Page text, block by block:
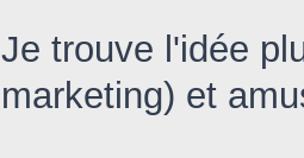
Je trouve l'idée
marketing) et